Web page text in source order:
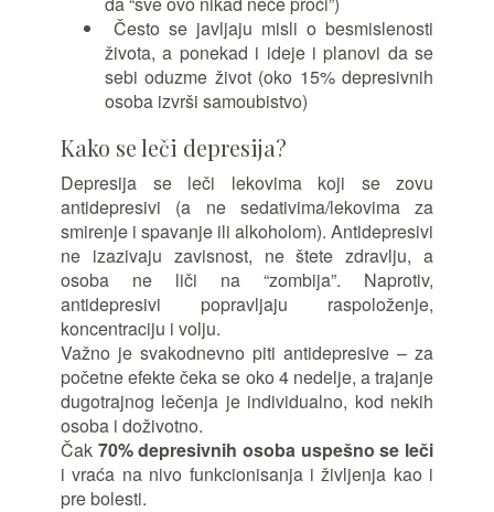
Često se javljaju misli o besmislenosti
života, a ponekad i ideje i planovi da se
sebi oduzme život (oko 15% depresivnih
osoba izvrši samoubistvo)
Kako se leči depresija?
Depresija se leči lekovima koji se zovu
antidepresivi (a ne sedativima/lekovima za
smirenje i spavanje ili alkoholom). Antidepresivi
ne izazivaju zavisnost, ne štete zdravlju, a
osoba ne liči na “zombija”. Naprotiv,
antidepresivi popravljaju raspoloženje,
koncentraciju i volju.
Važno je svakodnevno piti antidepresive – za
početne efekte čeka se oko 4 nedelje, a trajanje
dugotrajnog lečenja je individualno, kod nekih
osoba i doživotno.
Čak 70% depresivnih osoba uspešno se leči
i vraća na nivo funkcionisanja i življenja kao i
pre bolesti.